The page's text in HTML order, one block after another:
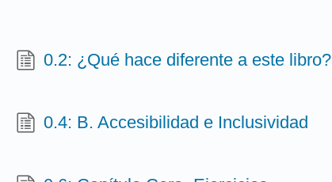
0.2: ¿Qué hace diferente a este libro?
0.4: B. Accesibilidad e Inclusividad